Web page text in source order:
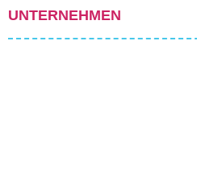
UNTERNEHMEN